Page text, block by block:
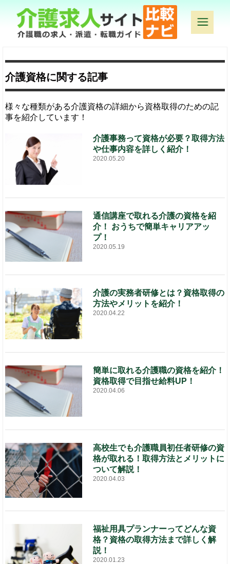
介護資格に関する記事
様々な種類がある介護資格の詳細から資格取得のための記
事を紹介しています！
介護事務って資格が必要？取得方法
や仕事内容を詳しく紹介！
2020.05.20
通信講座で取れる介護の資格を紹
介！ おうちで簡単キャリアアッ
プ！
2020.05.19
介護の実務者研修とは？資格取得の
方法やメリットを紹介！
2020.04.22
簡単に取れる介護職の資格を紹介！
資格取得で目指せ給料UP！
2020.04.06
高校生でも介護職員初任者研修の資
格が取れる！取得方法とメリットに
ついて解説！
2020.04.03
福祉用具プランナーってどんな資
格？資格の取得方法まで詳しく解
説！
2020.01.23